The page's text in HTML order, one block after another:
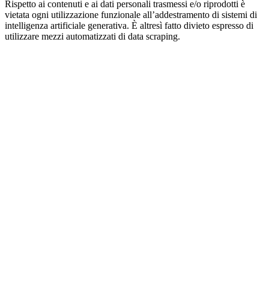
Rispetto ai contenuti e ai dati personali trasmessi e/o riprodotti è
vietata ogni utilizzazione funzionale all’addestramento di sistemi di
intelligenza artificiale generativa. È altresì fatto divieto espresso di
utilizzare mezzi automatizzati di data scraping.